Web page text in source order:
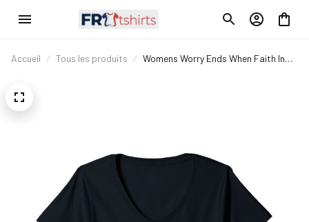
Accueil Tous les produits
Womens Worry Ends When Faith In